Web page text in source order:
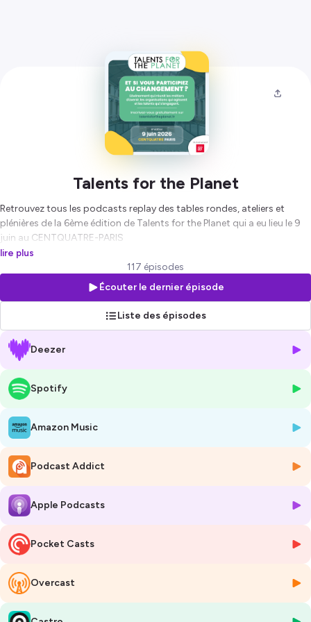
Talents for the Planet
Retrouvez tous les podcasts replay des tables rondes, ateliers et
plénières de la 6ème édition de Talents for the Planet qui a eu lieu le 9
juin au CENTQUATRE-PARIS
ausha.co/politique-de-confidentialite
pour plus d'informations.
lire plus
117 épisodes
Écouter le dernier épisode
Liste des épisodes
Deezer
Spotify
Amazon Music
Podcast Addict
Apple Podcasts
Pocket Casts
Overcast